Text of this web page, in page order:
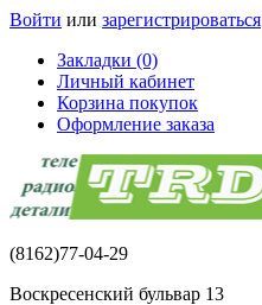
Войти или зарегистрироваться
Закладки (0)
Личный кабинет
Корзина покупок
Оформление заказа
(8162)77-04-29
Воскресенский бульвар 13